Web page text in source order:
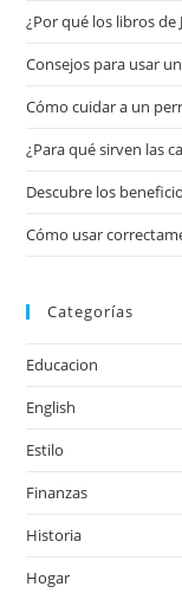
¿Por qué los libros de
Consejos para usar
Cómo cuidar a un
¿Para qué sirven las
Descubre los
Cómo usar
Categorías
Educacion
English
Estilo
Finanzas
Historia
Hogar